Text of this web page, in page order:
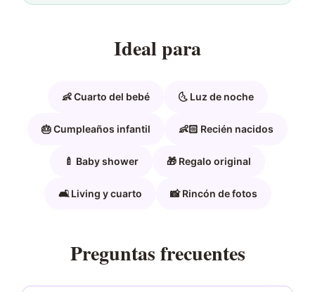
Ideal para
👶 Cuarto del bebé 🌜 Luz de noche
🎂 Cumpleaños infantil 👶🏻 Recién nacidos
🍼 Baby shower 🎁 Regalo original
🛋️ Living y cuarto 📸 Rincón de fotos
Preguntas frecuentes